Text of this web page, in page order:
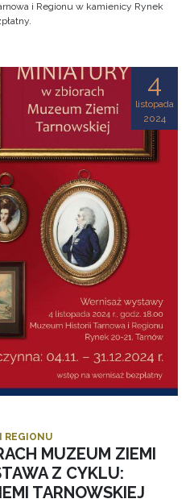
i Regionu w kamienicy Rynek
4
listopada
2024
REGIONU
MUZEUM ZIEMI
Z CYKLU:
TARNOWSKIEJ